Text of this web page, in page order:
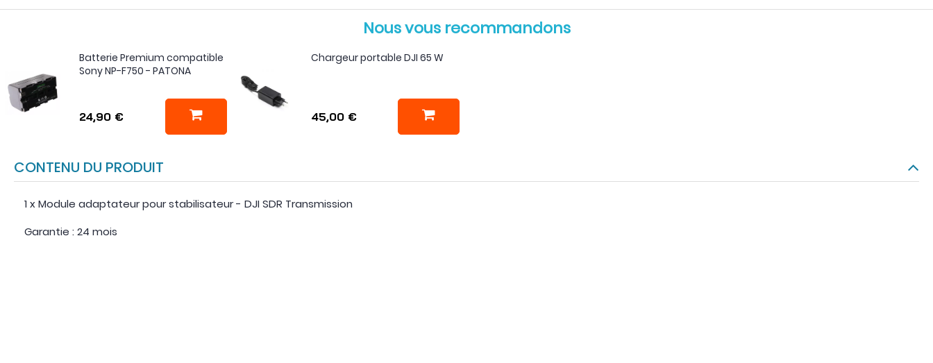
Nous vous recommandons
Batterie Premium compatible
Sony NP-F750 - PATONA
24,90 €
Chargeur portable DJI 65 W
45,00 €
CONTENU DU PRODUIT
1 x Module adaptateur pour stabilisateur - DJI SDR Transmission
Garantie : 24 mois